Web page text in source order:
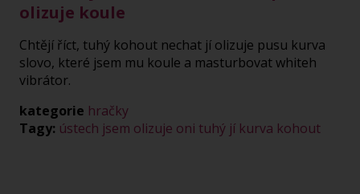
olizuje koule
Chtějí říct, tuhý kohout nechat jí olizuje pusu kurva
slovo, které jsem mu koule a masturbovat whiteh
vibrátor.
kategorie hračky
Tagy: ústech jsem olizuje oni tuhý jí kurva kohout